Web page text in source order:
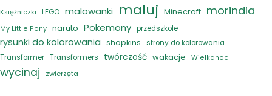
Księżniczki LEGO malowanki maluj Minecraft morindia
My Little Pony naruto Pokemony przedszkole
rysunki do kolorowania shopkins
strony do kolorowania
Transformer Transformers twórczość wakacje Wielkanoc
wycinaj zwierzęta